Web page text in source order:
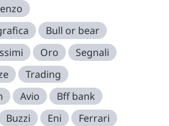
Bull or bear
Oro
Segnali
Trading
Avio
Bff bank
Buzzi Eni
Ferrari